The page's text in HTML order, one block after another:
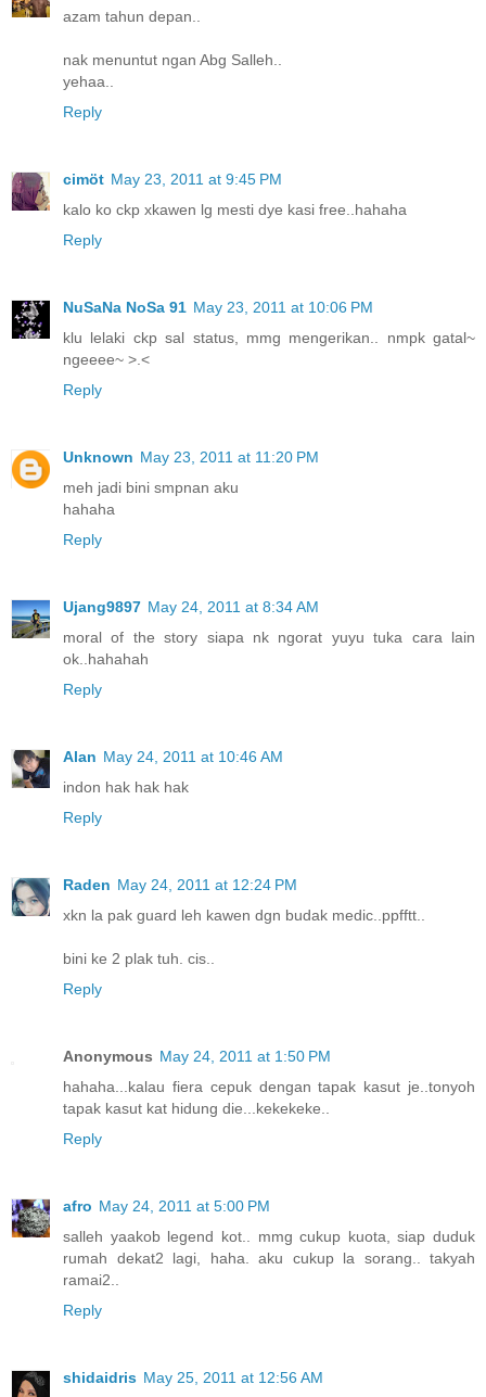
azam tahun depan..
nak menuntut ngan Abg Salleh..
yehaa..
Reply
cimöt May 23, 2011 at 9:45 PM
kalo ko ckp xkawen lg mesti dye kasi free..hahaha
Reply
NuSaNa NoSa 91 May 23, 2011 at 10:06 PM
klu lelaki ckp sal status, mmg mengerikan.. nmpk gatal~
ngeeee~ >.<
Reply
Unknown May 23, 2011 at 11:20 PM
meh jadi bini smpnan aku
hahaha
Reply
Ujang9897 May 24, 2011 at 8:34 AM
moral of the story siapa nk ngorat yuyu tuka cara lain
ok..hahahah
Reply
Alan May 24, 2011 at 10:46 AM
indon hak hak hak
Reply
Raden May 24, 2011 at 12:24 PM
xkn la pak guard leh kawen dgn budak medic..ppfftt..
bini ke 2 plak tuh. cis..
Reply
Anonymous May 24, 2011 at 1:50 PM
hahaha...kalau fiera cepuk dengan tapak kasut je..tonyoh
tapak kasut kat hidung die...kekekeke..
Reply
afro May 24, 2011 at 5:00 PM
salleh yaakob legend kot.. mmg cukup kuota, siap duduk
rumah dekat2 lagi, haha. aku cukup la sorang.. takyah
ramai2..
Reply
shidaidris May 25, 2011 at 12:56 AM